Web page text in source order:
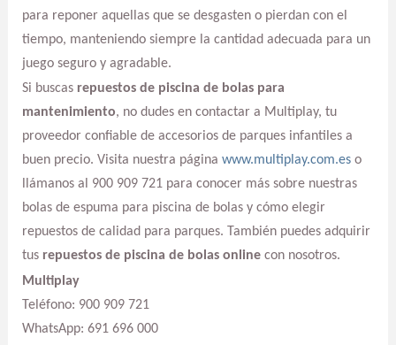
para reponer aquellas que se desgasten o pierdan con el
tiempo, manteniendo siempre la cantidad adecuada para un
juego seguro y agradable.
Si buscas repuestos de piscina de bolas para
mantenimiento, no dudes en contactar a Multiplay, tu
proveedor confiable de accesorios de parques infantiles a
buen precio. Visita nuestra página www.multiplay.com.eso
llámanos al 900 909 721 para conocer más sobre nuestras
bolas de espuma para piscina de bolas y cómo elegir
repuestos de calidad para parques. También puedes adquirir
tus repuestos de piscina de bolas onlinecon nosotros.
Multiplay
Teléfono: 900 909 721
WhatsApp: 691 696 000